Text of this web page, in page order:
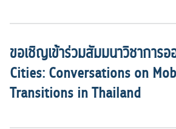
ขอเชิญเข้าร่วมสัมมนาวิชาการ
Cities: Conversations on
Transitions in Thailand